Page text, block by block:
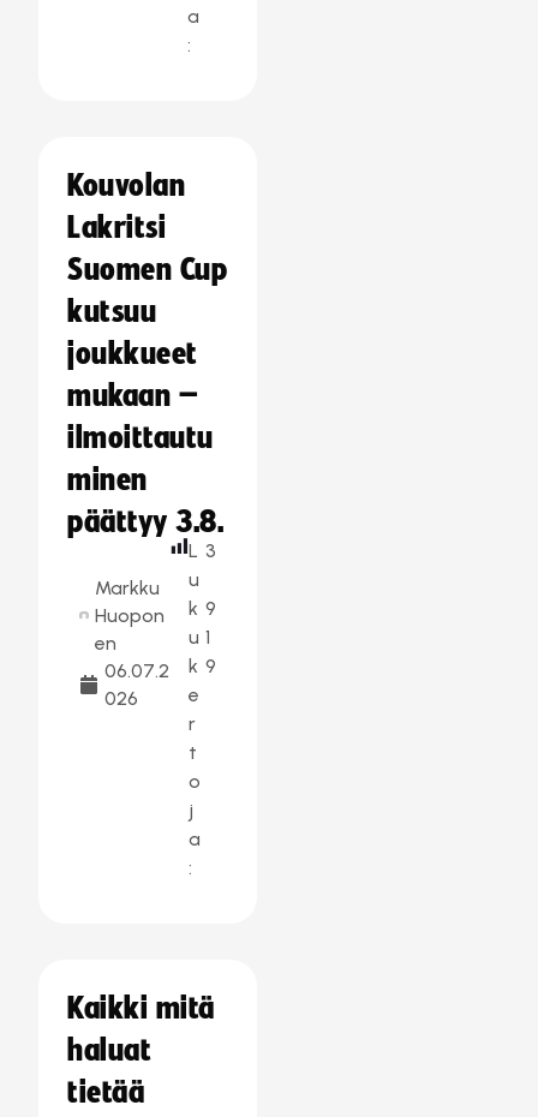
a
:
Kouvolan
Lakritsi
Suomen Cup
kutsuu
joukkueet
mukaan –
ilmoittautu
minen
päättyy 3.8.
Markku
Huopon
en
06.07.2
026
L
u
k
u
k
e
r
t
o
j
a
:
3
9
1
9
Kaikki mitä
haluat
tietää